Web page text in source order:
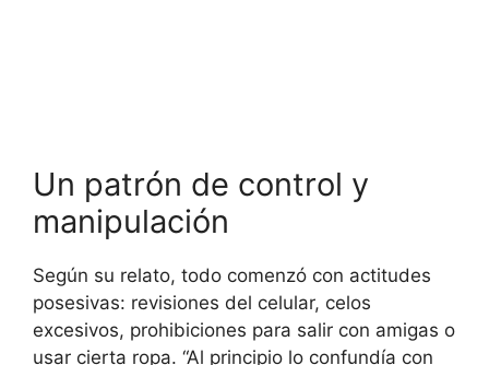
Un patrón de control y
manipulación
Según su relato, todo comenzó con actitudes
posesivas: revisiones del celular, celos
excesivos, prohibiciones para salir con amigas o
usar cierta ropa. “Al principio lo confundía con